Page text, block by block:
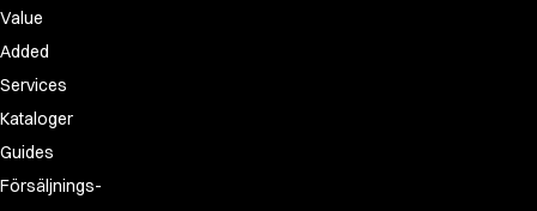
Value
Added
Services
Kataloger
Guides
Försäljnings-